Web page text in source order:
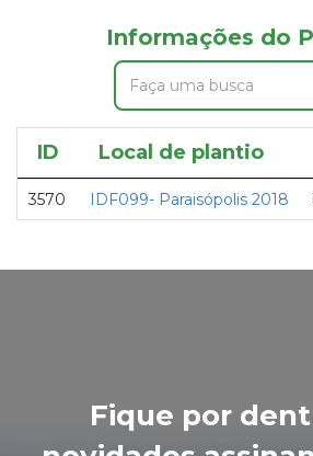
Informações do
ID Local de plantio
3570 IDF099- Paraisópolis 2018
Fique por